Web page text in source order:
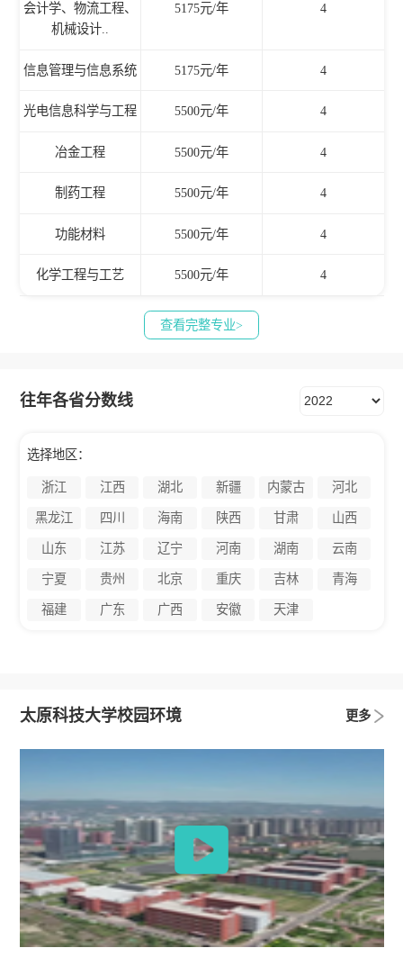
会计学、物流工程、
机械设计..
5175元/年 4
信息管理与信息系统 5175元/年 4
光电信息科学与工程 5500元/年 4
冶金工程 5500元/年 4
制药工程 5500元/年 4
功能材料 5500元/年 4
化学工程与工艺 5500元/年 4
查看完整专业>
往年各省分数线
选择地区：
浙江 江西 湖北 新疆 内蒙古 河北
黑龙江 四川 海南 陕西 甘肃 山西
山东 江苏 辽宁 河南 湖南 云南
宁夏 贵州 北京 重庆 吉林 青海
福建 广东 广西 安徽 天津
太原科技大学校园环境 更多